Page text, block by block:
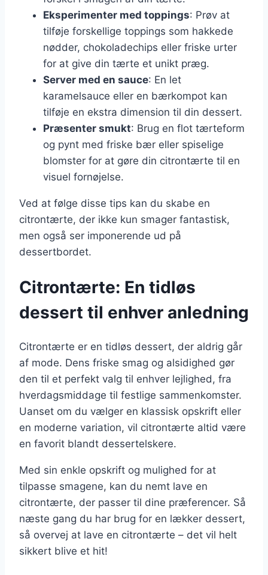
Eksperimenter med toppings: Prøv at
tilføje forskellige toppings som hakkede
nødder, chokoladechips eller friske urter
for at give din tærte et unikt præg.
Server med en sauce: En let
karamelsauce eller en bærkompot kan
tilføje en ekstra dimension til din dessert.
Præsenter smukt: Brug en flot tærteform
og pynt med friske bær eller spiselige
blomster for at gøre din citrontærte til en
visuel fornøjelse.
Ved at følge disse tips kan du skabe en
citrontærte, der ikke kun smager fantastisk,
men også ser imponerende ud på
dessertbordet.
Citrontærte: En tidløs
dessert til enhver anledning
Citrontærte er en tidløs dessert, der aldrig går
af mode. Dens friske smag og alsidighed gør
den til et perfekt valg til enhver lejlighed, fra
hverdagsmiddage til festlige sammenkomster.
Uanset om du vælger en klassisk opskrift eller
en moderne variation, vil citrontærte altid være
en favorit blandt dessertelskere.
Med sin enkle opskrift og mulighed for at
tilpasse smagene, kan du nemt lave en
citrontærte, der passer til dine præferencer. Så
næste gang du har brug for en lækker dessert,
så overvej at lave en citrontærte – det vil helt
sikkert blive et hit!